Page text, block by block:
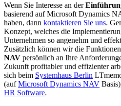
Wenn Sie Interesse an der
basierend auf Microsoft Dynamics
haben, dann kontaktieren Sie uns.
Konzept, welches die
Unternehmen so angenehm und
Zusätzlich können wir die
NAV persönlich an Ihre
Zukunft profitabler und effizienter
sich beim Systemhaus Berlin
(aufMicrosoft Dynamics NAV
HR Software.